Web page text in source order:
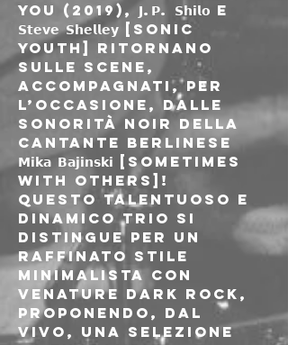
You (2019), 𝗝.𝗣. 𝗦𝗵𝗶𝗹𝗼 e
𝗦𝘁𝗲𝘃𝗲 𝗦𝗵𝗲𝗹𝗹𝗲𝘆 [Sonic
Youth] ritornano
sulle scene,
accompagnati, per
l’occasione, dalle
sonorità noir della
cantante berlinese
𝗠𝗶𝗸𝗮 𝗕𝗮𝗷𝗶𝗻𝘀𝗸𝗶 [Sometimes
With Others]!
Questo talentuoso e
dinamico trio si
distingue per un
raffinato stile
minimalista con
venature dark rock,
proponendo, dal
vivo, una selezione